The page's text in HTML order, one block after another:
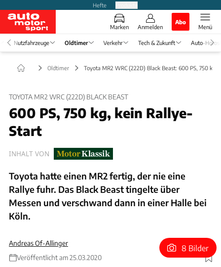
Hefte
Marken Anmelden
Abo
Menü
Nutzfahrzeuge Oldtimer Verkehr Tech & Zukunft Auto-
Oldtimer Toyota MR2 WRC (222D) Black Beast: 600 PS, 750 kg
TOYOTA MR2 WRC (222D) BLACK BEAST
600 PS, 750 kg, kein Rallye-
Start
INHALT VON
Toyota hatte einen MR2 fertig, der nie eine
Rallye fuhr. Das Black Beast tingelte über
Messen und verschwand dann in einer Halle bei
Köln.
Andreas Of-Allinger
Veröffentlicht am 25.03.2020
Foto: Toyota
8 Bilder